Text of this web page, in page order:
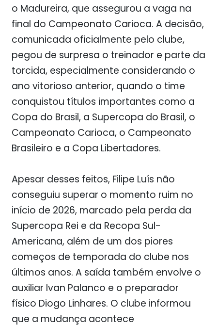
o Madureira, que assegurou a vaga na
final do Campeonato Carioca. A decisão,
comunicada oficialmente pelo clube,
pegou de surpresa o treinador e parte da
torcida, especialmente considerando o
ano vitorioso anterior, quando o time
conquistou títulos importantes como a
Copa do Brasil, a Supercopa do Brasil, o
Campeonato Carioca, o Campeonato
Brasileiro e a Copa Libertadores.
Apesar desses feitos, Filipe Luís não
conseguiu superar o momento ruim no
início de 2026, marcado pela perda da
Supercopa Rei e da Recopa Sul-
Americana, além de um dos piores
começos de temporada do clube nos
últimos anos. A saída também envolve o
auxiliar Ivan Palanco e o preparador
físico Diogo Linhares. O clube informou
que a mudança acontece